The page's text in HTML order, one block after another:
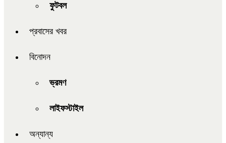
ফুটবল
প্রবাসের খবর
বিনোদন
ভ্রমণ
লাইফস্টাইল
অন্যান্য